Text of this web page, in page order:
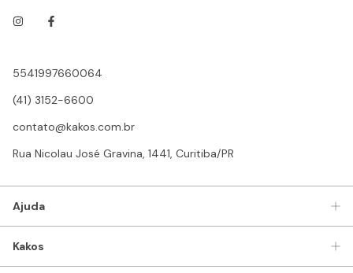
5541997660064
(41) 3152-6600
contato@kakos.com.br
Rua Nicolau José Gravina, 1441, Curitiba/PR
Ajuda
Kakos